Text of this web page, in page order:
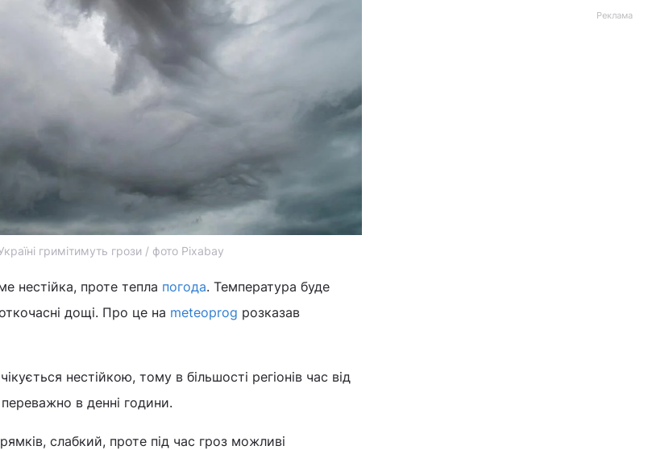
гримітимуть грози / фото Pixabay
нестійка, проте тепла погода. Температура буде
дощі. Про це на meteoprog розказав
нестійкою, тому в більшості регіонів час від
в денні години.
слабкий, проте під час гроз можливі
Реклама